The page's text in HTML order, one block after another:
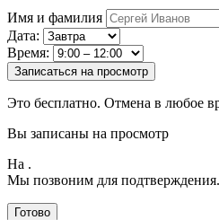
Имя и фамилия
Дата:
Время:
Записаться на просмотр
Это бесплатно. Отмена в любое
Вы записаны на просмотр
На .
Мы позвоним для подтверждения.
Готово